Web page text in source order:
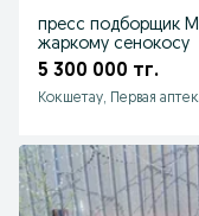
пресс подборщик
жаркому сенокосу
5 300 000 тг.
Кокшетау, Первая